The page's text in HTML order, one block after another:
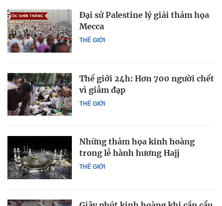
THẾ GIỚI
Đại sứ Palestine lý giải thảm họa
Mecca
THẾ GIỚI
Thế giới 24h: Hơn 700 người chết
vì giẫm đạp
THẾ GIỚI
Những thảm họa kinh hoàng
trong lễ hành hương Hajj